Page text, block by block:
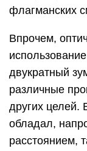
флагманских
Впрочем,
двукратный
различные
других целей.
обладал,
расстоянием,